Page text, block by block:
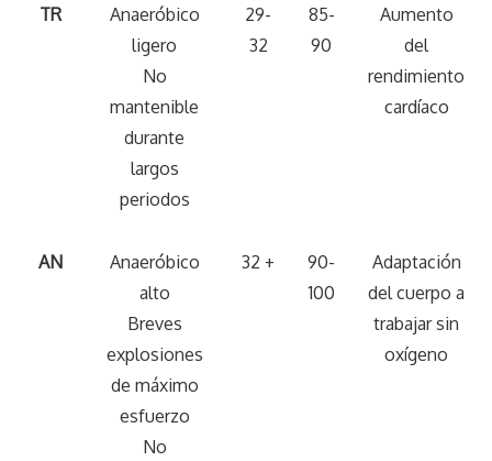
TR
Anaeróbico
ligero
No
mantenible
durante
largos
periodos
29-
32
85-
90
Aumento
del
rendimiento
cardíaco
AN
Anaeróbico
alto
Breves
explosiones
de máximo
esfuerzo
No
32 +
90-
100
Adaptación
del cuerpo a
trabajar sin
oxígeno